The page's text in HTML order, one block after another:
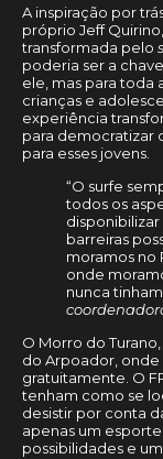
A inspiração por
próprio Jeff
transformada pelo
poderia ser a
ele, mas para toda
crianças e
experiência
para democratizar
para esses jovens.
“O surfe
todos os
disponibilizar
barreiras
moramos no
onde
nunca
O Morro do
do Arpoador, onde
gratuitamente. O
tenham como se
desistir por conta
apenas um
possibilidades e